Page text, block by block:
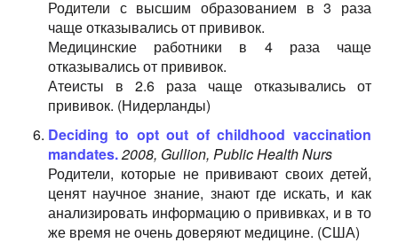
Родители с высшим образованием в 3 раза
чаще отказывались от прививок.
Медицинские работники в 4 раза чаще
отказывались от прививок.
Атеисты в 2.6 раза чаще отказывались от
прививок. (Нидерланды)
Deciding to opt out of childhood vaccination
mandates.2008, Gullion, Public Health Nurs
Родители, которые не прививают своих детей,
ценят научное знание, знают где искать, и как
анализировать информацию о прививках, и в то
же время не очень доверяют медицине. (США)